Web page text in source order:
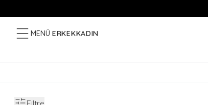
MENÜ ERKEKKADIN
Filtre